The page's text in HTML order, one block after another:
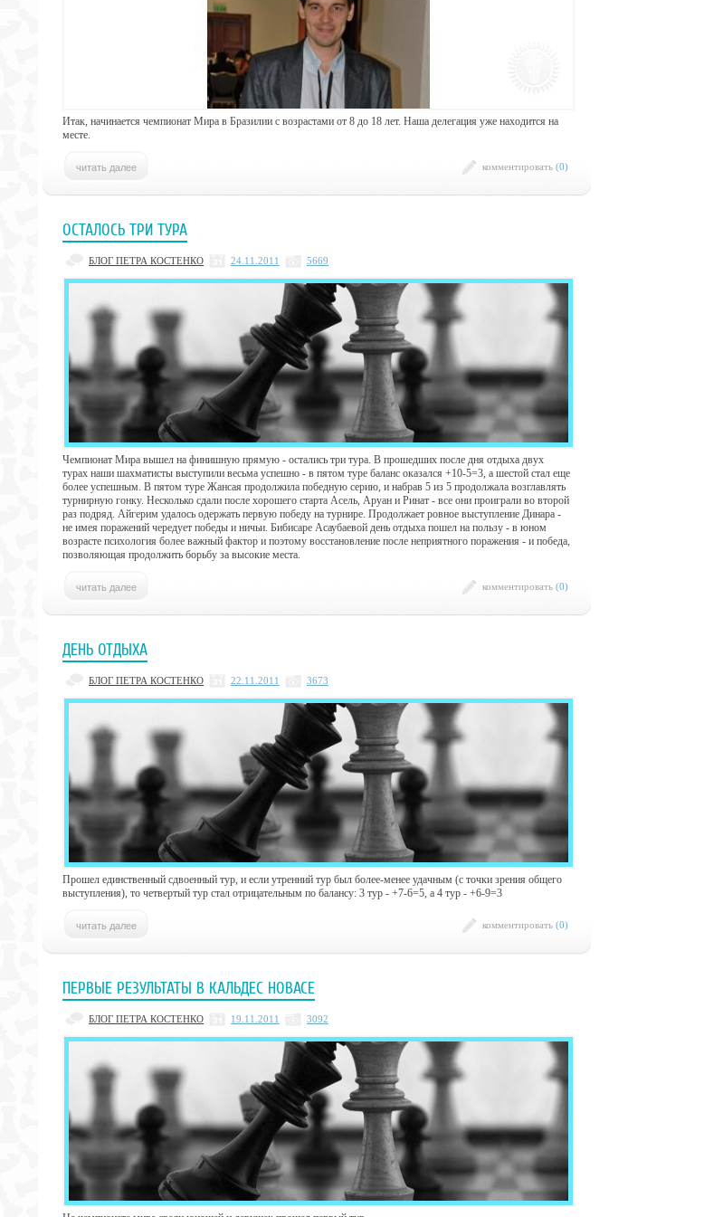
Итак, начинается чемпионат Мира в Бразилии с возрастами от 8 до 18 лет. Наша делегация уже находится на
месте.
комментировать (0)
ОСТАЛОСЬ ТРИ ТУРА
БЛОГ ПЕТРА КОСТЕНКО 24.11.2011 5669
Чемпионат Мира вышел на финишную прямую - остались три тура. В прошедших после дня отдыха двух
турах наши шахматисты выступили весьма успешно - в пятом туре баланс оказался +10-5=3, а шестой стал еще
более успешным. В пятом туре Жансая продолжила победную серию, и набрав 5 из 5 продолжала возглавлять
турнирную гонку. Несколько сдали после хорошего старта Асель, Аруан и Ринат - все они проиграли во второй
раз подряд. Айгерим удалось одержать первую победу на турнире. Продолжает ровное выступление Динара -
не имея поражений чередует победы и ничьи. Бибисаре Асаубаевой день отдыха пошел на пользу - в юном
возрасте психология более важный фактор и поэтому восстановление после неприятного поражения - и победа,
позволяющая продолжить борьбу за высокие места.
комментировать (0)
ДЕНЬ ОТДЫХА
БЛОГ ПЕТРА КОСТЕНКО 22.11.2011 3673
Прошел единственный сдвоенный тур, и если утренний тур был более-менее удачным (с точки зрения общего
выступления), то четвертый тур стал отрицательным по балансу: 3 тур - +7-6=5, а 4 тур - +6-9=3
комментировать (0)
ПЕРВЫЕ РЕЗУЛЬТАТЫ В КАЛЬДЕС НОВАСЕ
БЛОГ ПЕТРА КОСТЕНКО 19.11.2011 3092